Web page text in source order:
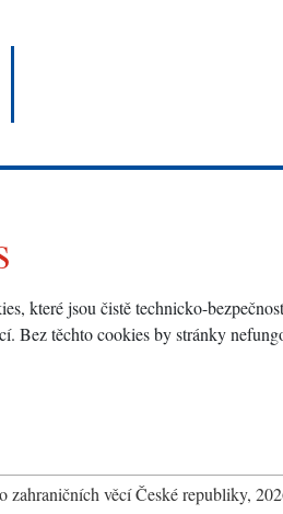
které jsou čistě technicko-
Bez těchto cookies by stránky
zahraničních věcí České republiky,